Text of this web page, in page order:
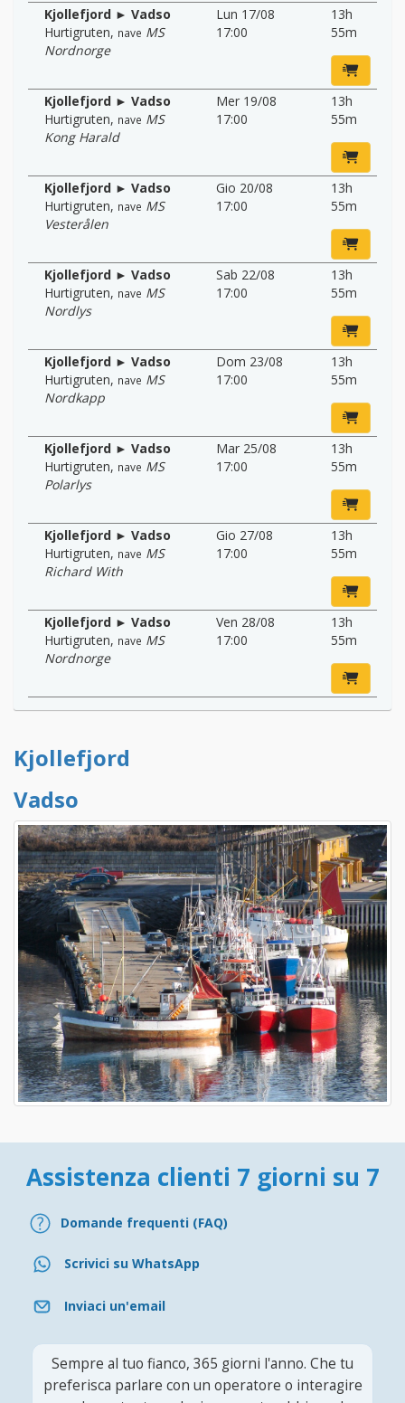
Kjollefjord ► Vadso
Hurtigruten, nave MS
Nordnorge
Lun 17/08
17:00
13h
55m
Kjollefjord ► Vadso
Hurtigruten, nave MS
Kong Harald
Mer 19/08
17:00
13h
55m
Kjollefjord ► Vadso
Hurtigruten, nave MS
Vesterålen
Gio 20/08
17:00
13h
55m
Kjollefjord ► Vadso
Hurtigruten, nave MS
Nordlys
Sab 22/08
17:00
13h
55m
Kjollefjord ► Vadso
Hurtigruten, nave MS
Nordkapp
Dom 23/08
17:00
13h
55m
Kjollefjord ► Vadso
Hurtigruten, nave MS
Polarlys
Mar 25/08
17:00
13h
55m
Kjollefjord ► Vadso
Hurtigruten, nave MS
Richard With
Gio 27/08
17:00
13h
55m
Kjollefjord ► Vadso
Hurtigruten, nave MS
Nordnorge
Ven 28/08
17:00
13h
55m
Kjollefjord
Vadso
Assistenza clienti 7 giorni su 7
Domande frequenti (FAQ)
Scrivici su WhatsApp
Inviaci un'email
Sempre al tuo fianco, 365 giorni l'anno. Che tu
preferisca parlare con un operatore o interagire